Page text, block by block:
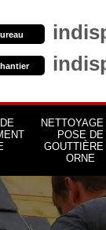
POSE DE
GOUTTIÈRE
ORNE